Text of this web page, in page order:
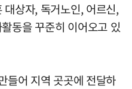
상자, 독거노인, 어르신,
동을 꾸준히 이어오고 있
들어 지역 곳곳에 전달하